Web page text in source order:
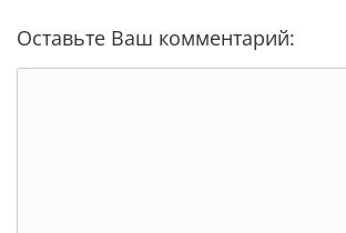
Оставьте Ваш комментарий: